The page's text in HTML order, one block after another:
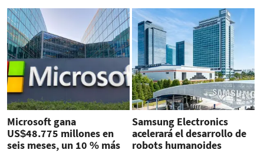
Microsoft gana
US$48.775 millones en
seis meses, un 10 % más
Samsung Electronics
acelerará el desarrollo de
robots humanoides